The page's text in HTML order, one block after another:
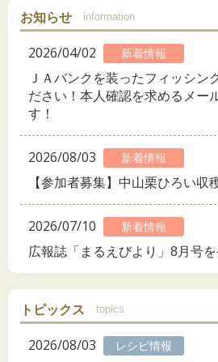
お知らせ information
2026/04/02 新着情報
ＪＡバンクを装ったフィッシン
ださい！本人確認を求めるメー
す！
2026/08/03 新着情報
【参加者募集】中山栗ひろい収
2026/07/10 新着情報
広報誌「まるえびより」8月号
トピックス topics
2026/08/03 レシピ情報